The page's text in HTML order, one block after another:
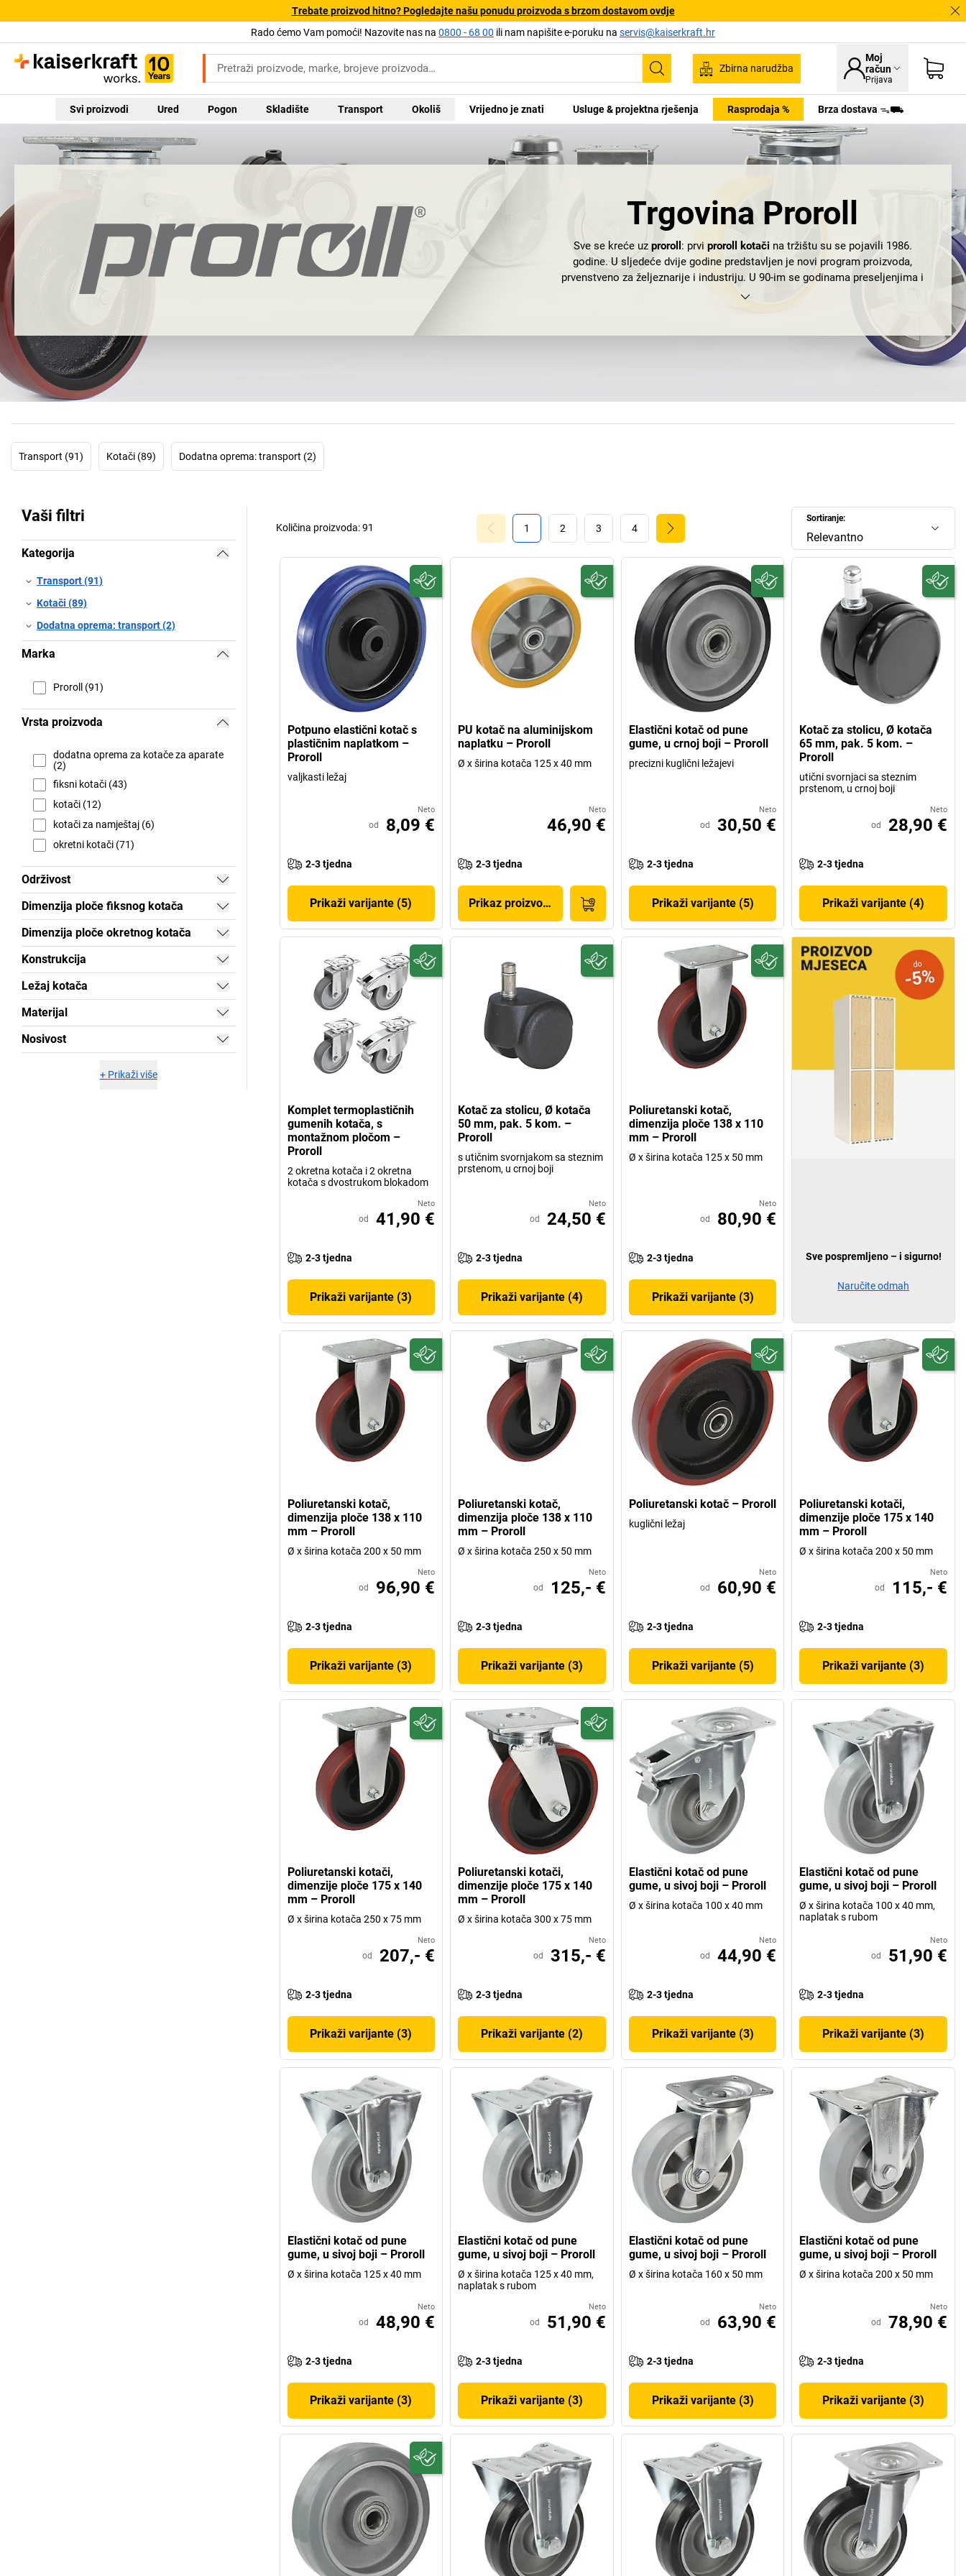
Trebate proizvod hitno? Pogledajte našu ponudu proizvoda s brzom dostavom ovdje
Rado ćemo Vam pomoći! Nazovite nas na 0800 - 68 00 ili nam napišite e-poruku na servis@kaiserkraft.hr
Pretraživanje
Zbirna narudžba
Moj
račun
Prijava
Svi proizvodi Ured Pogon Skladište Transport Okoliš Vrijedno je znati Usluge & projektna rješenja Rasprodaja % Brza dostava ᯓ⛟
Trgovina Proroll
Sve se kreće uz proroll : prvi proroll kotači na tržištu su se pojavili 1986.
godine. U sljedeće dvije godine predstavljen je novi program proizvoda,
prvenstveno za željeznarije i industriju. U 90-im se godinama preseljenjima i
dogradnjama nije povećao samo proroll nego i ponuda.
te sada proizvodi u Aziji i Europi. Pojedini dijelovi uvijek se proizvode ondje
gdje rade eksperti: Kina je tako vrlo dobra u obradi metala, Poljska u izradi
postavljaju se i nova mjerila kvalitete.
Mi i Vi danas imamo koristi od tih mjerila! Uproroll trgovini kotačimapronaći
Transport (91) Kotači (89) Dodatna oprema: transport (2)
Vaši filtri
Kategorija
Transport (91)
Kotači (89)
Dodatna oprema: transport (2)
Marka
Proroll (91)
Vrsta proizvoda
dodatna oprema za kotače za aparate
(2)
fiksni kotači (43)
kotači (12)
kotači za namještaj (6)
okretni kotači (71)
Održivost
Dimenzija ploče fiksnog kotača
Dimenzija ploče okretnog kotača
Konstrukcija
Ležaj kotača
Materijal
Nosivost
+ Prikaži više
Sortiranje:
Relevantno
1 2 3 4
Količina proizvoda:91
Potpuno elastični kotač s
plastičnim naplatkom –
Proroll
valjkasti ležaj
Neto
od 8,09 €
2-3 tjedna
Prikaži varijante (5)
PU kotač na aluminijskom
naplatku – Proroll
Ø x širina kotača 125 x 40 mm
Neto
46,90 €
2-3 tjedna
Prikaz proizvoda
Elastični kotač od pune
gume, u crnoj boji – Proroll
precizni kuglični ležajevi
Neto
od 30,50 €
2-3 tjedna
Prikaži varijante (5)
Kotač za stolicu, Ø kotača
65 mm, pak. 5 kom. –
Proroll
utični svornjaci sa steznim
prstenom, u crnoj boji
Neto
od 28,90 €
2-3 tjedna
Prikaži varijante (4)
Komplet termoplastičnih
gumenih kotača, s
montažnom pločom –
Proroll
2 okretna kotača i 2 okretna
kotača s dvostrukom blokadom
Neto
od 41,90 €
2-3 tjedna
Prikaži varijante (3)
Kotač za stolicu, Ø kotača
50 mm, pak. 5 kom. –
Proroll
s utičnim svornjakom sa steznim
prstenom, u crnoj boji
Neto
od 24,50 €
2-3 tjedna
Prikaži varijante (4)
Poliuretanski kotač,
dimenzija ploče 138 x 110
mm – Proroll
Ø x širina kotača 125 x 50 mm
Neto
od 80,90 €
2-3 tjedna
Prikaži varijante (3)
Poliuretanski kotač,
dimenzija ploče 138 x 110
mm – Proroll
Ø x širina kotača 200 x 50 mm
Neto
od 96,90 €
2-3 tjedna
Prikaži varijante (3)
Poliuretanski kotač,
dimenzija ploče 138 x 110
mm – Proroll
Ø x širina kotača 250 x 50 mm
Neto
od 125,- €
2-3 tjedna
Prikaži varijante (3)
Poliuretanski kotač – Proroll
kuglični ležaj
Neto
od 60,90 €
2-3 tjedna
Prikaži varijante (5)
Poliuretanski kotači,
dimenzije ploče 175 x 140
mm – Proroll
Ø x širina kotača 200 x 50 mm
Neto
od 115,- €
2-3 tjedna
Prikaži varijante (3)
Poliuretanski kotači,
dimenzije ploče 175 x 140
mm – Proroll
Ø x širina kotača 250 x 75 mm
Neto
od 207,- €
2-3 tjedna
Prikaži varijante (3)
Poliuretanski kotači,
dimenzije ploče 175 x 140
mm – Proroll
Ø x širina kotača 300 x 75 mm
Neto
od 315,- €
2-3 tjedna
Prikaži varijante (2)
Elastični kotač od pune
gume, u sivoj boji – Proroll
Ø x širina kotača 100 x 40 mm
Neto
od 44,90 €
2-3 tjedna
Prikaži varijante (3)
Elastični kotač od pune
gume, u sivoj boji – Proroll
Ø x širina kotača 100 x 40 mm,
naplatak s rubom
Neto
od 51,90 €
2-3 tjedna
Prikaži varijante (3)
Elastični kotač od pune
gume, u sivoj boji – Proroll
Ø x širina kotača 125 x 40 mm
Neto
od 48,90 €
2-3 tjedna
Prikaži varijante (3)
Elastični kotač od pune
gume, u sivoj boji – Proroll
Ø x širina kotača 125 x 40 mm,
naplatak s rubom
Neto
od 51,90 €
2-3 tjedna
Prikaži varijante (3)
Elastični kotač od pune
gume, u sivoj boji – Proroll
Ø x širina kotača 160 x 50 mm
Neto
od 63,90 €
2-3 tjedna
Prikaži varijante (3)
Elastični kotač od pune
gume, u sivoj boji – Proroll
Ø x širina kotača 200 x 50 mm
Neto
od 78,90 €
2-3 tjedna
Prikaži varijante (3)
Sve pospremljeno – i sigurno!
Naručite odmah